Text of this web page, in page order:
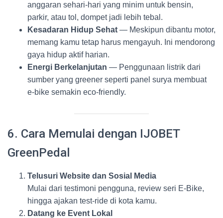
anggaran sehari-hari yang minim untuk bensin,
parkir, atau tol, dompet jadi lebih tebal.
Kesadaran Hidup Sehat — Meskipun dibantu motor,
memang kamu tetap harus mengayuh. Ini mendorong
gaya hidup aktif harian.
Energi Berkelanjutan — Penggunaan listrik dari
sumber yang greener seperti panel surya membuat
e‑bike semakin eco‑friendly.
6. Cara Memulai dengan IJOBET
GreenPedal
Telusuri Website dan Sosial Media
Mulai dari testimoni pengguna, review seri E‑Bike,
hingga ajakan test-ride di kota kamu.
Datang ke Event Lokal